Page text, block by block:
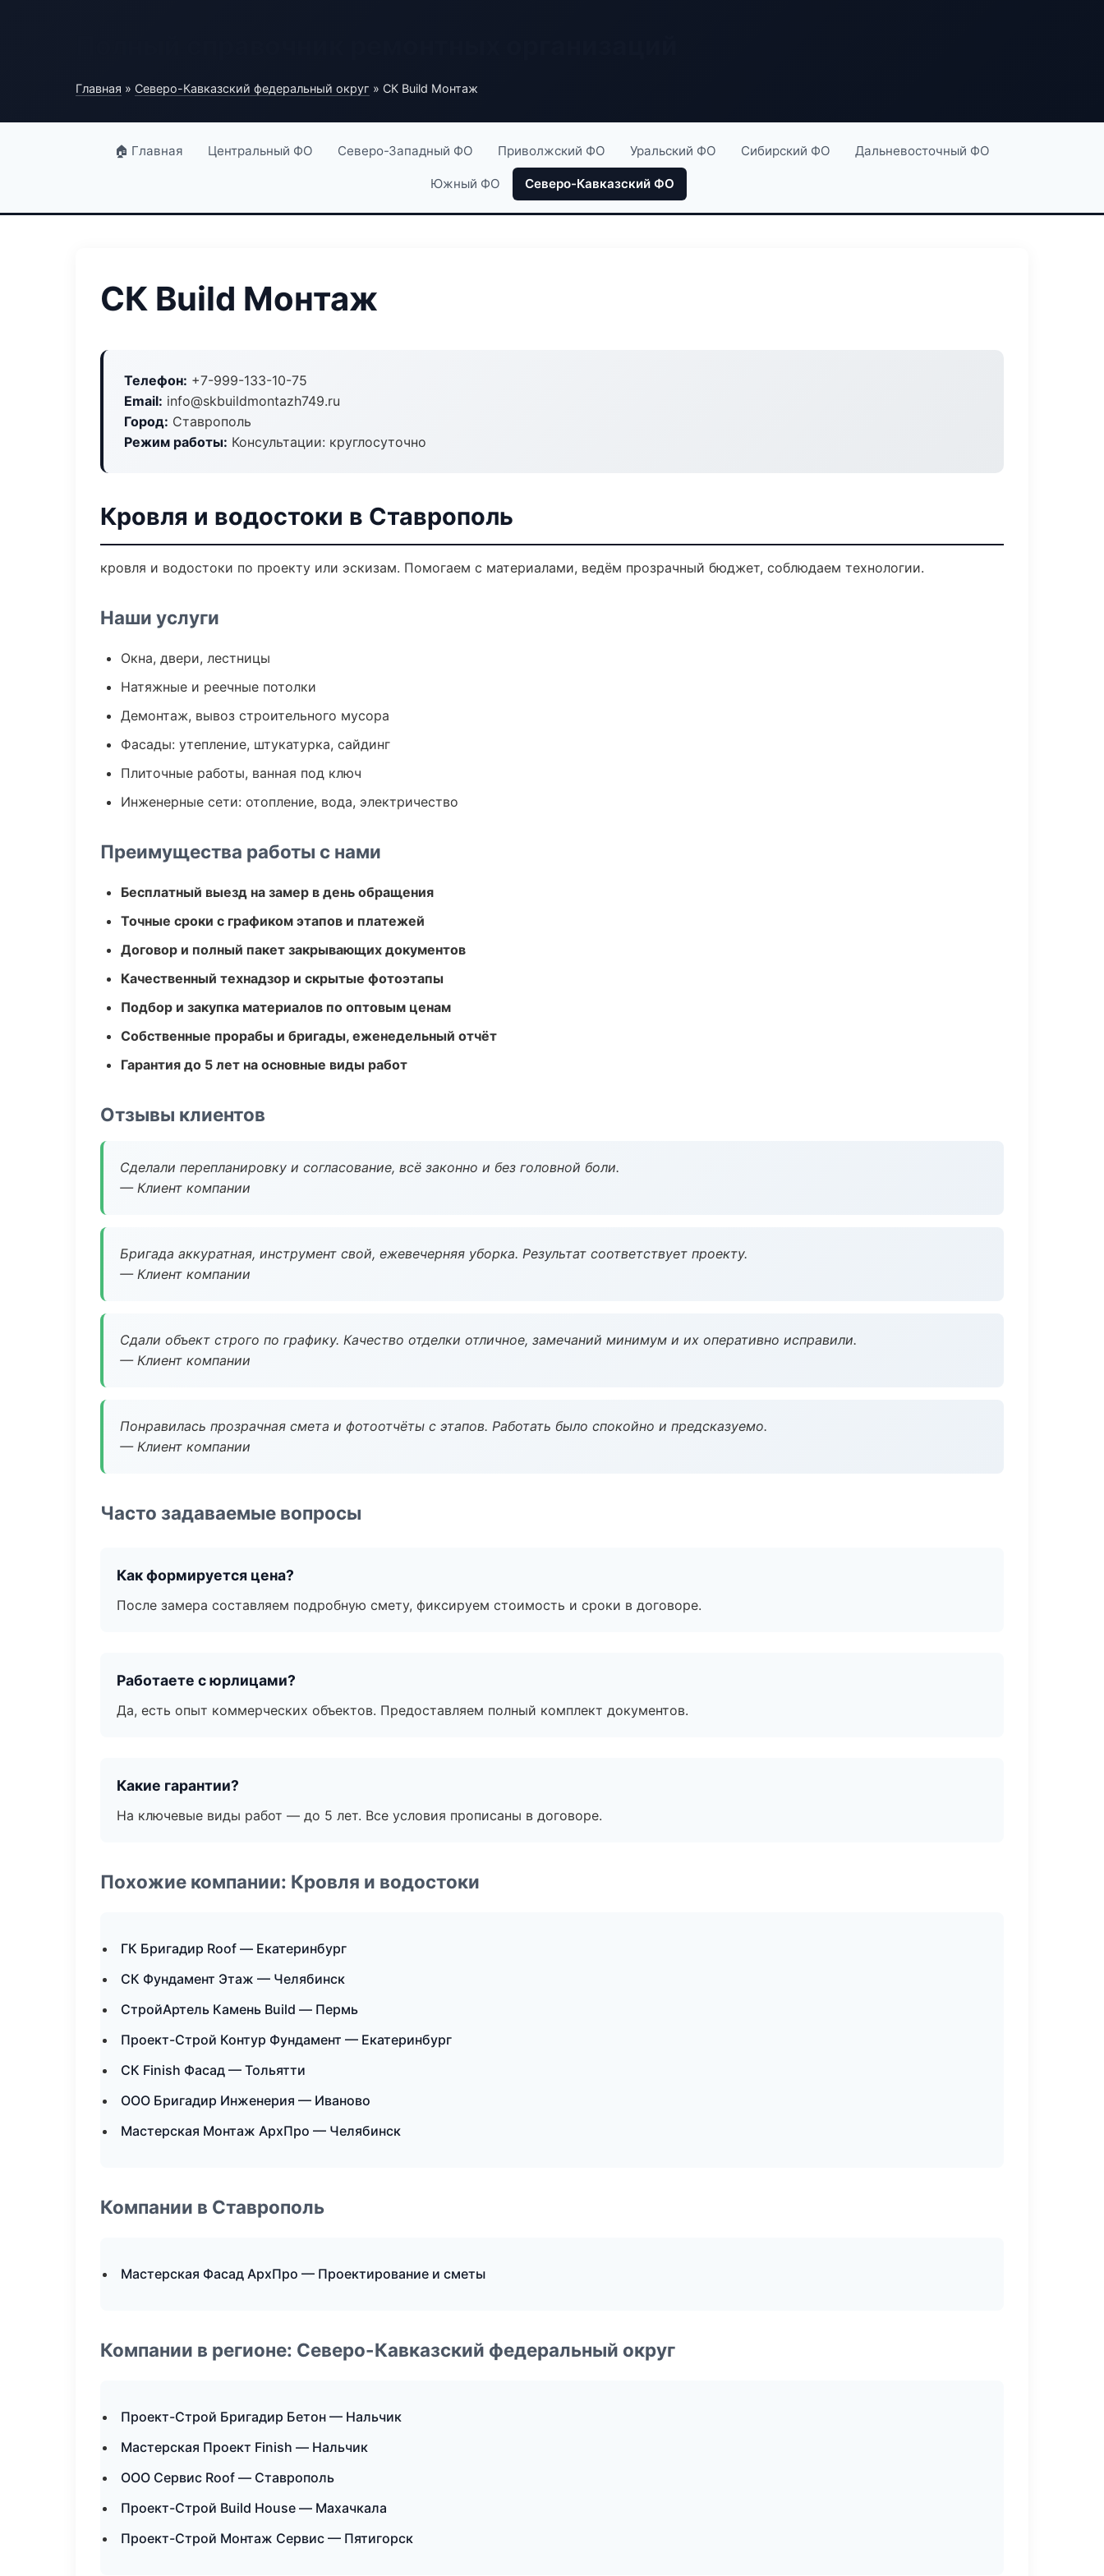
Главная » Северо-Кавказский федеральный округ » СК Build Монтаж
🏠 Главная Центральный ФО Северо-Западный ФО Приволжский ФО Уральский ФО Сибирский ФО Дальневосточный ФО
Южный ФО Северо-Кавказский ФО
СК Build Монтаж
Телефон: +7-999-133-10-75
Email: info@skbuildmontazh749.ru
Город: Ставрополь
Режим работы: Консультации: круглосуточно
Кровля и водостоки в Ставрополь
кровля и водостоки по проекту или эскизам. Помогаем с материалами, ведём прозрачный бюджет, соблюдаем технологии.
Наши услуги
Окна, двери, лестницы
Натяжные и реечные потолки
Демонтаж, вывоз строительного мусора
Фасады: утепление, штукатурка, сайдинг
Плиточные работы, ванная под ключ
Инженерные сети: отопление, вода, электричество
Преимущества работы с нами
Бесплатный выезд на замер в день обращения
Точные сроки с графиком этапов и платежей
Договор и полный пакет закрывающих документов
Качественный технадзор и скрытые фотоэтапы
Подбор и закупка материалов по оптовым ценам
Собственные прорабы и бригады, еженедельный отчёт
Гарантия до 5 лет на основные виды работ
Отзывы клиентов
Сделали перепланировку и согласование, всё законно и без головной боли.
— Клиент компании
Бригада аккуратная, инструмент свой, ежевечерняя уборка. Результат соответствует проекту.
— Клиент компании
Сдали объект строго по графику. Качество отделки отличное, замечаний минимум и их оперативно исправили.
— Клиент компании
Понравилась прозрачная смета и фотоотчёты с этапов. Работать было спокойно и предсказуемо.
— Клиент компании
Часто задаваемые вопросы
Как формируется цена?
После замера составляем подробную смету, фиксируем стоимость и сроки в договоре.
Работаете с юрлицами?
Да, есть опыт коммерческих объектов. Предоставляем полный комплект документов.
Какие гарантии?
На ключевые виды работ — до 5 лет. Все условия прописаны в договоре.
Похожие компании: Кровля и водостоки
ГК Бригадир Roof — Екатеринбург
СК Фундамент Этаж — Челябинск
СтройАртель Камень Build — Пермь
Проект-Строй Контур Фундамент — Екатеринбург
СК Finish Фасад — Тольятти
ООО Бригадир Инженерия — Иваново
Мастерская Монтаж АрхПро — Челябинск
Компании в Ставрополь
Мастерская Фасад АрхПро — Проектирование и сметы
Компании в регионе: Северо-Кавказский федеральный округ
Проект-Строй Бригадир Бетон — Нальчик
Мастерская Проект Finish — Нальчик
ООО Сервис Roof — Ставрополь
Проект-Строй Build House — Махачкала
Проект-Строй Монтаж Сервис — Пятигорск